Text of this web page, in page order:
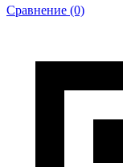
Сравнение (0)